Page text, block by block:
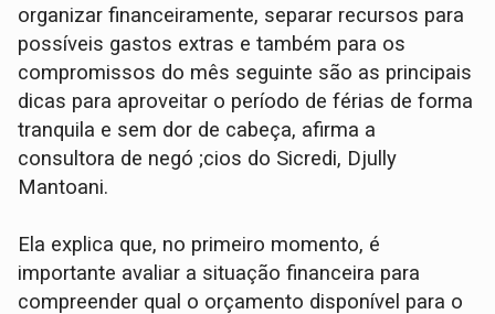
organizar financeiramente, separar recursos para
possíveis gastos extras e também para os
compromissos do mês seguinte são as principais
dicas para aproveitar o período de férias de forma
tranquila e sem dor de cabeça, afirma a
consultora de negó ;cios do Sicredi, Djully
Mantoani.
Ela explica que, no primeiro momento, é
importante avaliar a situação financeira para
compreender qual o orçamento disponível para o